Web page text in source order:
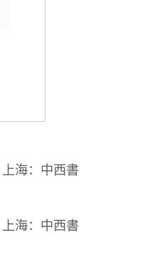
海：中西書
海：中西書